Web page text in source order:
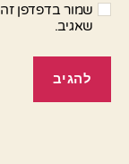
שמור בדפדפן
שאגיב.